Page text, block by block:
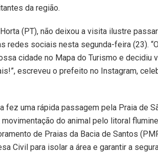
da região.
(PT), não deixou a visita ilustre
redes sociais nesta segunda-feira (23).
cidade no Mapa do Turismo e decidiu
escreveu o prefeito no Instagram,
fez uma rápida passagem pela Praia de
movimentação do animal pelo litoral
de Praias da Bacia de Santos
Civil para isolar a área e garantir a